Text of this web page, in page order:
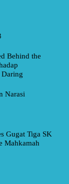
Behind the
Daring
Narasi
Gugat Tiga SK
Mahkamah